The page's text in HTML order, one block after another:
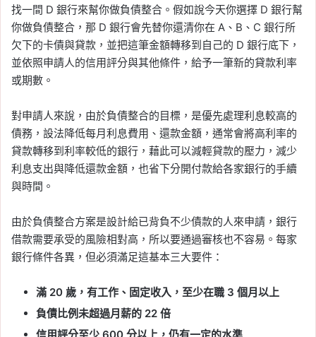
找一間 D 銀行來幫你做負債整合。假如說今天你選擇 D 銀行幫
你做負債整合，那 D 銀行會先替你還清你在 A、B、C 銀行所
欠下的卡債與貸款，並把這筆金額轉移到自己的 D 銀行底下，
並依照申請人的信用評分與其他條件，給予一筆新的貸款利率
或期數。
對申請人來說，由於負債整合的目標，是優先處理利息較高的
債務，設法降低每月利息費用、還款金額，通常會將高利率的
貸款轉移到利率較低的銀行，藉此可以減輕貸款的壓力，減少
利息支出與降低還款金額，也省下分開付款給各家銀行的手續
與時間。
由於負債整合方案是設計給已背負不少債款的人來申請，銀行
借款需要承受的風險相對高，所以要通過審核也不容易。每家
銀行條件各異，但必須滿足這基本三大要件：
滿 20 歲，有工作、固定收入，至少在職 3 個月以上
負債比例未超過月薪的 22 倍